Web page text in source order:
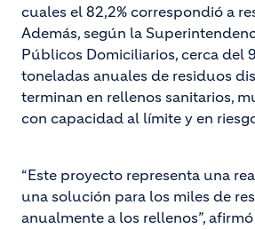
cuales el 82,2% correspondió a
Además, según la
Públicos Domiciliarios, cerca del
toneladas anuales de residuos
terminan en rellenos sanitarios,
con capacidad al límite y en
“Este proyecto representa una
una solución para los miles de
anualmente a los rellenos”,